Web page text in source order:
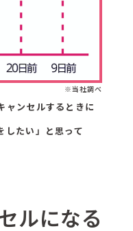
※当社調べ
ャンセルするときに
したい」と思って
ルになる